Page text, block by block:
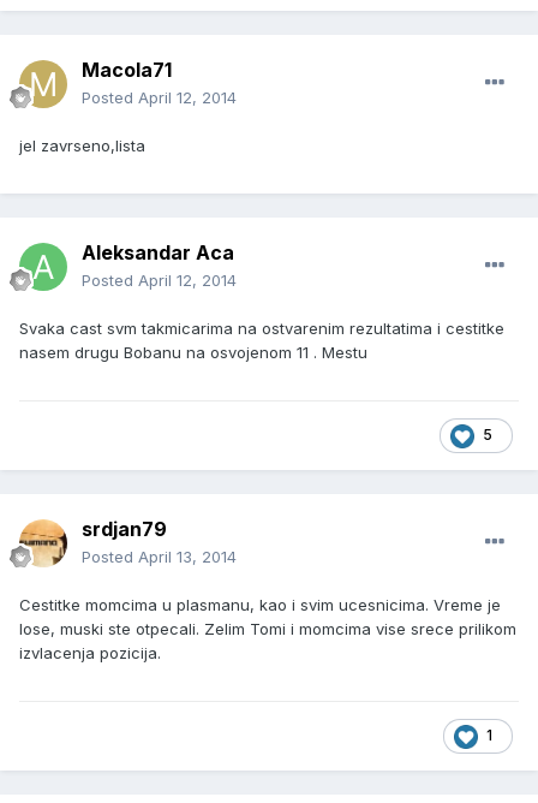
Macola71
Posted April 12, 2014
jel zavrseno,lista
Aleksandar Aca
Posted April 12, 2014
Svaka cast svm takmicarima na ostvarenim rezultatima i cestitke
nasem drugu Bobanu na osvojenom 11 . Mestu
5
srdjan79
Posted April 13, 2014
Cestitke momcima u plasmanu, kao i svim ucesnicima. Vreme je
lose, muski ste otpecali. Zelim Tomi i momcima vise srece prilikom
izvlacenja pozicija.
1